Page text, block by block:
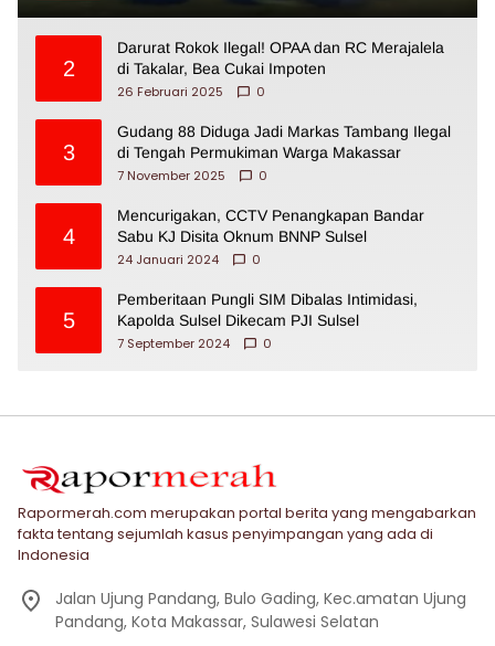
2
Darurat Rokok Ilegal! OPAA dan RC Merajalela
di Takalar, Bea Cukai Impoten
26 Februari 2025
0
3
Gudang 88 Diduga Jadi Markas Tambang Ilegal
di Tengah Permukiman Warga Makassar
7 November 2025
0
4
Mencurigakan, CCTV Penangkapan Bandar
Sabu KJ Disita Oknum BNNP Sulsel
24 Januari 2024
0
5
Pemberitaan Pungli SIM Dibalas Intimidasi,
Kapolda Sulsel Dikecam PJI Sulsel
7 September 2024
0
Rapormerah.com merupakan portal berita yang mengabarkan
fakta tentang sejumlah kasus penyimpangan yang ada di
Indonesia
Jalan Ujung Pandang, Bulo Gading, Kec.amatan Ujung
Pandang, Kota Makassar, Sulawesi Selatan